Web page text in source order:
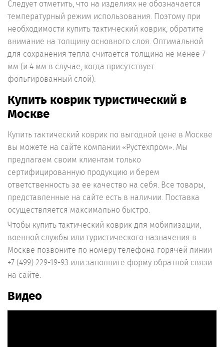
Следует отметить, что на изделиях не обозначается
температурный режим использования. Поэтому при
необходимости купить тактический коврик, обратите
внимание на толщину основного слоя. Оптимальной
для сохранения тепла считается толщина не менее 7
мм (и 4 мм в случае, когда присутствует
фольгированный слой).
Купить коврик туристический в
Москве
Купить тактический коврик по выгодной цене в Москве
вы можете на сайте компании «Рустехпром». Мы
предлагаем своим клиентам только
сертифицированную продукцию и берем
ответственность за ее качество на себя. Все товары,
представленные на сайте есть в наличии. Поставка
осуществляется максимально быстро.
Чтобы купить тактический коврик для мобилизации,
военной службы или туристического назначения в
Москве позвоните по номеру телефона горячей линии
+7 (499) 229-19-93 или заполните форму обратной связи
на сайте.
Видео